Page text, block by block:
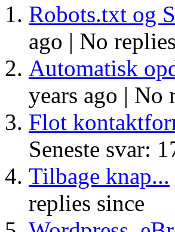
Robots.txt og
ago | No
Automatisk
years ago | No
Flot
Seneste svar:
Tilbage knap...
replies since